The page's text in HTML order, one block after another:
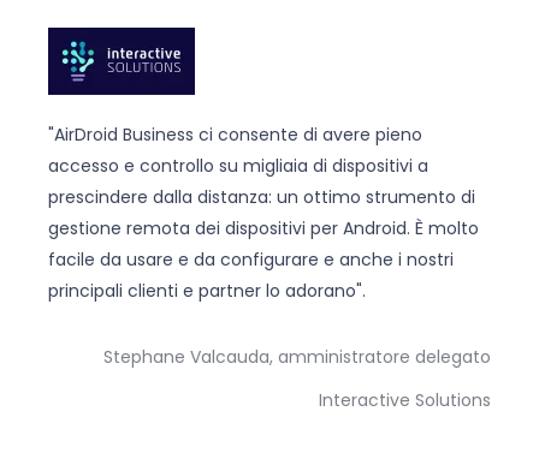
"AirDroid Business ci consente di avere pieno
accesso e controllo su migliaia di dispositivi a
prescindere dalla distanza: un ottimo strumento di
gestione remota dei dispositivi per Android. È molto
facile da usare e da configurare e anche i nostri
principali clienti e partner lo adorano".
Stephane Valcauda, amministratore delegato
Interactive Solutions